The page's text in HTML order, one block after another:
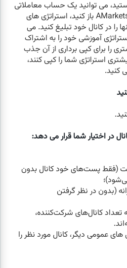
می توانید یک حساب معاملاتی
کپی RAMM با بروکر آنلاین AMarkets باز کنید، استراتژی های
را در کانال خود تبلیغ کنید. می
آموزشی خود را به اشتراک
را برای کپی برداری از آن جذب
استراتژی شما را کپی کنند،
کنید.
در اختیار شما قرار می دهد:
(فقط پست‌های خود کانال بدون
(بدون در نظر گرفتن
کانال‌های شرکت‌کننده،
عمومی دیگر، کانال مورد نظر را